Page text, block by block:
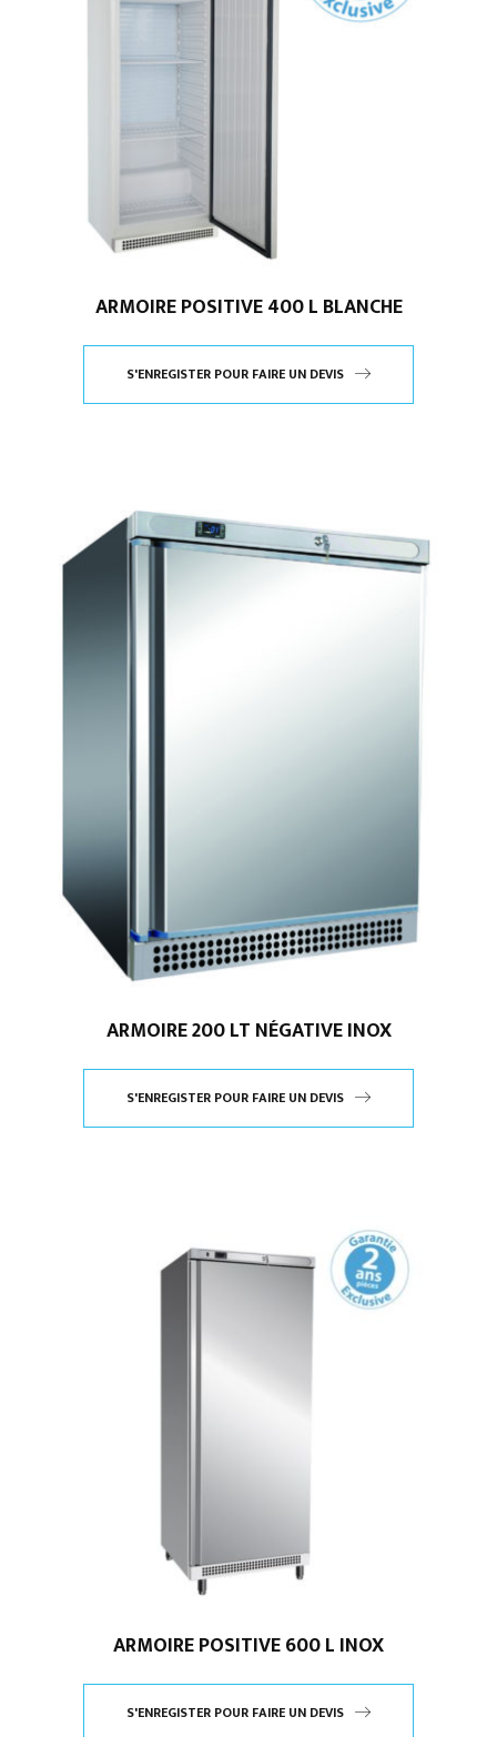
ARMOIRE POSITIVE 400 L BLANCHE
S'ENREGISTER POUR FAIRE UN DEVIS
ARMOIRE 200 LT NÉGATIVE INOX
S'ENREGISTER POUR FAIRE UN DEVIS
ARMOIRE POSITIVE 600 L INOX
S'ENREGISTER POUR FAIRE UN DEVIS